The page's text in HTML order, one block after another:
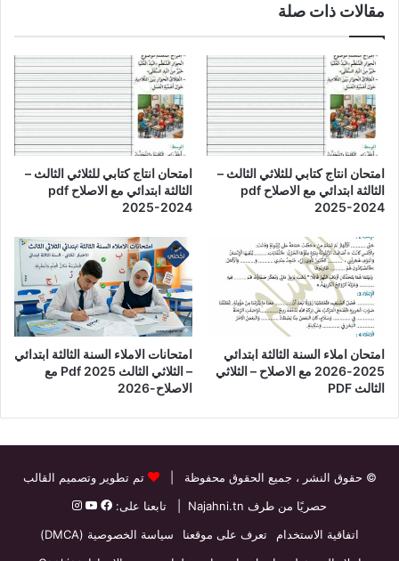
مقالات ذات صلة
امتحان انتاج كتابي للثلاثي الثالث –
الثالثة ابتدائي مع الاصلاح pdf
2025-2024
امتحان انتاج كتابي للثلاثي الثالث –
الثالثة ابتدائي مع الاصلاح pdf
2025-2024
امتحان املاء السنة الثالثة ابتدائي
2025-2026 مع الاصلاح – الثلاثي
الثالث PDF
امتحانات الاملاء السنة الثالثة ابتدائي
– الثلاثي الثالث Pdf 2025 مع
الاصلاح-2026
© حقوق النشر ، جميع الحقوق محفوظة |
تم تطوير وتصميم القالب
حصريًا من طرف Najahni.tn | تابعنا على:
اتفاقية الاستخدام
تعرف على موقعنا
سياسة الخصوصية (DMCA)